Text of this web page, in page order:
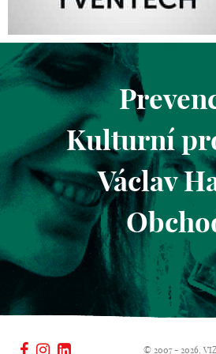
Kulturní
Václav
© 2007 - 2026,